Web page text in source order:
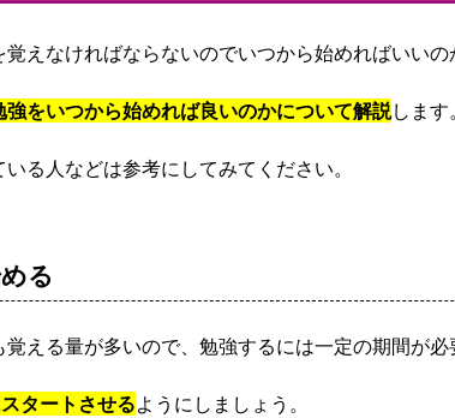
えなければならないのでいつから始めればいいの
強をいつから始めれば良いのかについて解説します。
る人などは参考にしてみてください。
る
える量が多いので、勉強するには一定の期間が必
タートさせるようにしましょう。